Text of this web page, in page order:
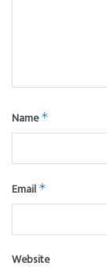
Name*
Email *
Website